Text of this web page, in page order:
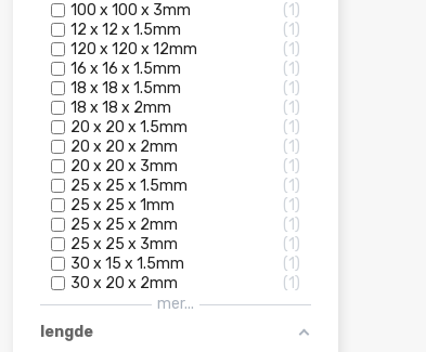
100 x 100 x 3mm
1
12 x 12 x 1.5mm
1
120 x 120 x 12mm
1
16 x 16 x 1.5mm
1
18 x 18 x 1.5mm
1
18 x 18 x 2mm
1
20 x 20 x 1.5mm
1
20 x 20 x 2mm
1
20 x 20 x 3mm
1
25 x 25 x 1.5mm
1
25 x 25 x 1mm
1
25 x 25 x 2mm
1
25 x 25 x 3mm
1
30 x 15 x 1.5mm
1
30 x 20 x 2mm
1
mer...
lengde